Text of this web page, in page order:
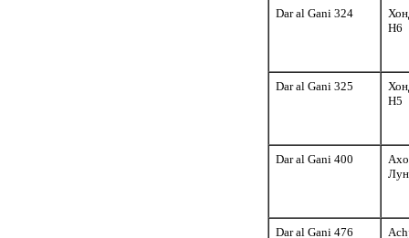
Dar al Gani 324
H6
Dar al Gani 325
H5
Dar al Gani 400
Dar al Gani 476